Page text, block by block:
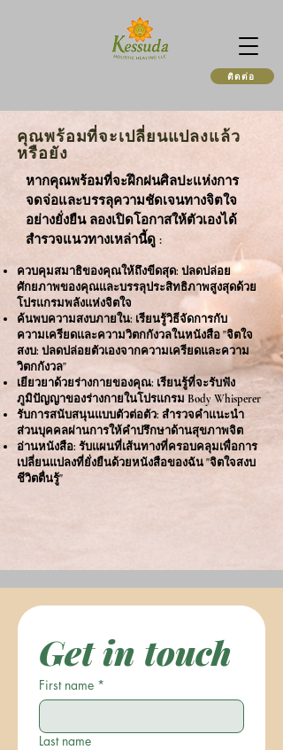
ติดต่อ
คุณพร้อมที่จะเปลี่ยนแปลงแล้ว
หรือยัง
หากคุณพร้อมที่จะฝึกฝนศิลปะแห่งการ
จดจ่อและบรรลุความชัดเจนทางจิตใจ
อย่างยั่งยืน ลองเปิดโอกาสให้ตัวเองได้
สำรวจแนวทางเหล่านี้ดู :
ควบคุมสมาธิของคุณให้ถึงขีดสุด: ปลดปล่อย
ศักยภาพของคุณและบรรลุประสิทธิภาพสูงสุดด้วย
โปรแกรมพลังแห่งจิตใจ
ค้นพบความสงบภายใน: เรียนรู้วิธีจัดการกับ
ความเครียดและความวิตกกังวลในหนังสือ "จิตใจ
สงบ: ปลดปล่อยตัวเองจากความเครียดและความ
วิตกกังวล"
เยียวยาด้วยร่างกายของคุณ: เรียนรู้ที่จะรับฟัง
ภูมิปัญญาของร่างกายในโปรแกรม Body Whisperer
รับการสนับสนุนแบบตัวต่อตัว: สำรวจคำแนะนำ
ส่วนบุคคลผ่านการให้คำปรึกษาด้านสุขภาพจิต
อ่านหนังสือ: รับแผนที่เส้นทางที่ครอบคลุมเพื่อการ
เปลี่ยนแปลงที่ยั่งยืนด้วยหนังสือของฉัน "จิตใจสงบ
ชีวิตตื่นรู้"
Get in touch
First name *
Last name